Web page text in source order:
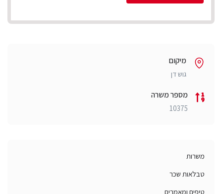
מיקום
גוש דן
מספר משרה
10375
משרות
טבלאות שכר
טיפים ומאמרים